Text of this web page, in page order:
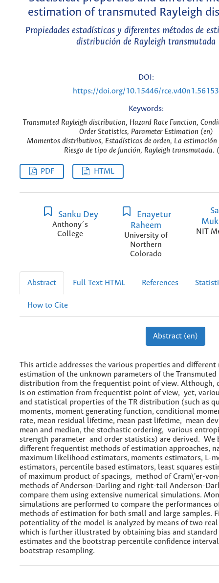
estimation of transmuted Rayleigh
Propiedades estadísticas y diferentes métodos de
distribución de Rayleigh transmutada
DOI:
https://doi.org/10.15446/rce.v40n1.56153
Keywords:
Transmuted Rayleigh distribution, Hazard Rate Function,
Order Statistics, Parameter Estimation (en)
Momentos distributivos, Estadísticas de orden, La estimación
Riesgo de tipo de función, Rayleigh transmutada.
PDF HTML
Sanku Dey
Anthony´s
College
Enayetur
Raheem
University of
Northern
Colorado
NIT
Abstract Full Text HTML References
How to Cite
Abstract (en)
This article addresses the various properties and different
estimation of the unknown parameters of the Transmuted
distribution from the frequentist point of view. Although,
is on estimation from frequentist point of view, yet,
and statistical properties of the TR distribution (such as
moments, moment generating function, conditional
rate, mean residual lifetime, mean past lifetime, mean
mean and median, the stochastic ordering, various
strength parameter and order statistics) are derived. We
different frequentist methods of estimation approaches,
maximum likelihood estimators, moments estimators, L-
estimators, percentile based estimators, least squares
of maximum product of spacings, method of Cram\'er-
methods of Anderson-Darling and right-tail Anderson-
compare them using extensive numerical simulations.
simulations are performed to compare the performances
methods of estimation for both small and large samples.
potentiality of the model is analyzed by means of two
which is further illustrated by obtaining bias and
estimates and the bootstrap percentile confidence
bootstrap resampling.